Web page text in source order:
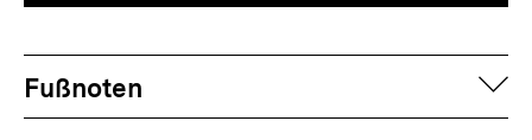
Fussnoten
Fußnoten